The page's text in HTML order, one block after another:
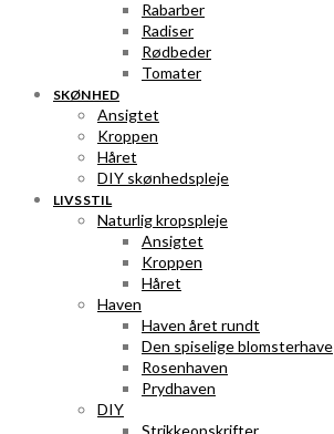
Rabarber
Radiser
Rødbeder
Tomater
SKØNHED
Ansigtet
Kroppen
Håret
DIY skønhedspleje
LIVSSTIL
Naturlig kropspleje
Ansigtet
Kroppen
Håret
Haven
Haven året rundt
Den spiselige blomsterhave
Rosenhaven
Prydhaven
DIY
Strikkeopskrifter